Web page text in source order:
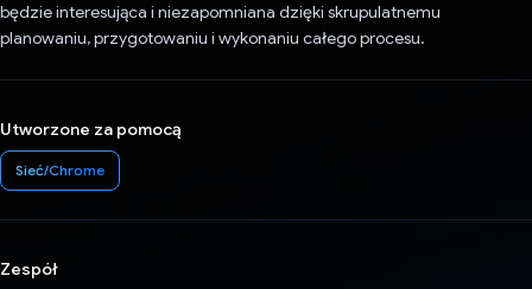
będzie interesująca i niezapomniana dzięki skrupulatnemu
planowaniu, przygotowaniu i wykonaniu całego procesu.
Utworzone za pomocą
Sieć/Chrome
Zespół